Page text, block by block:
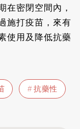
在密閉空間內，
施打疫苗，來有
使用及降低抗藥
抗藥性